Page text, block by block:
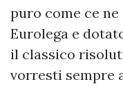
puro come ce
Eurolega e
il classico
vorresti sempre